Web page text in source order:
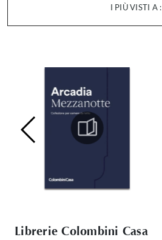
I PIÙ VISTI A :
Librerie Colombini Casa